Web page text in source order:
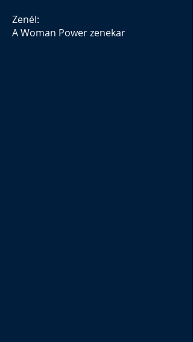
Zenél:
A Woman Power zenekar